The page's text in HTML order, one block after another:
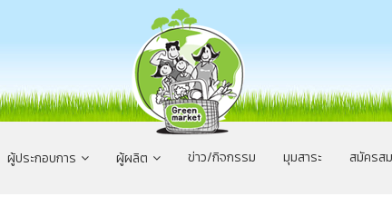
ผู้ประกอบการ ผู้ผลิต ข่าว/กิจกรรม มุมสาระ สมัครส